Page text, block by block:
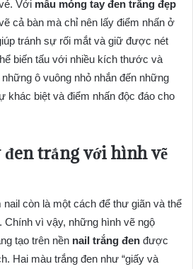
Với mẫu móng tay đen trắng đẹp
cả bàn mà chỉ nên lấy điểm nhấn ở
tránh sự rối mắt và giữ được nét
biến tấu với nhiều kích thước và
ô vuông nhỏ nhắn đến những
khác biệt và điểm nhấn độc đáo cho
trắng với hình vẽ
còn là một cách để thư giãn và thể
Chính vì vậy, những hình vẽ ngộ
tạo trên nền nail trắng đen được
Hai màu trắng đen như “giấy và